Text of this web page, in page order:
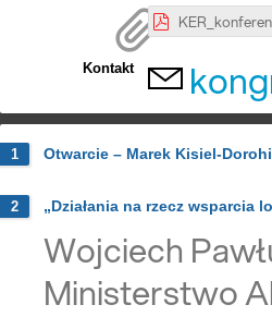
Kontakt
1 Otwarcie – Marek Kisiel-
2 „Działania na rzecz wsparcia
Wojciech
Ministerstwo